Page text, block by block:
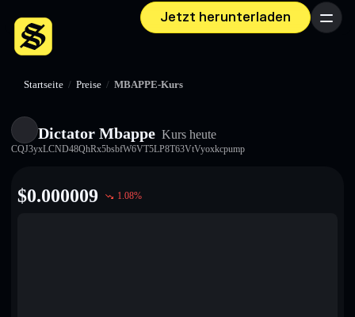
Jetzt herunterladen Menü
Startseite / Preise / MBAPPE-Kurs
Dictator Mbappe Kurs heute
CQJ3yxLCND48QhRx5bsbfW6VT5LP8T63VtVyoxkcpump
$0.000009 1.08%